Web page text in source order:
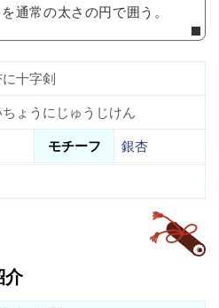
通常の太さの円で囲う。
十字剣
ょうにじゅうじけん
モチーフ
銀杏
介